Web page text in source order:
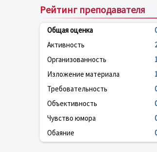
Рейтинг преподавателя
Общая оценка
Активность
Организованность
Изложение материала
Требовательность
Объективность
Чувство юмора
Обаяние